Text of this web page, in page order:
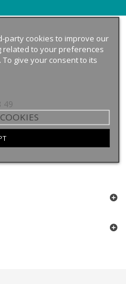
party cookies to improve our
related to your preferences
give your consent to its
49